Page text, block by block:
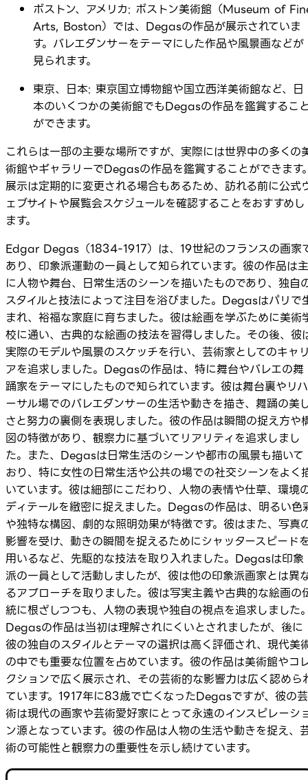
ボストン、アメリカ: ボストン美術館（Museum of
Arts, Boston）では、Degasの作品が展示されていま
す。バレエダンサーをテーマにした作品や風景画などが
見られます。
東京、日本: 東京国立博物館や国立西洋美術館など、日
本のいくつかの美術館でもDegasの作品を鑑賞するこ
ができます。
これらは一部の主要な場所ですが、実際には世界中の多くの
術館やギャラリーでDegasの作品を鑑賞することができます
展示は定期的に変更される場合もあるため、訪れる前に公式
ェブサイトや展覧会スケジュールを確認することをおすすめし
ます。
Edgar Degas（1834-1917）は、19世紀のフランスの画家
あり、印象派運動の一員として知られています。彼の作品は主
に人物や舞台、日常生活のシーンを描いたものであり、独自
スタイルと技法によって注目を浴びました。Degasはパリで
まれ、裕福な家庭に育ちました。彼は絵画を学ぶために美術
校に通い、古典的な絵画の技法を習得しました。その後、彼
実際のモデルや風景のスケッチを行い、芸術家としてのキャ
アを追求しました。Degasの作品は、特に舞台やバレエの舞
踊家をテーマにしたもので知られています。彼は舞台裏やリハ
ーサル場でのバレエダンサーの生活や動きを描き、舞踊の美
さと努力の裏側を表現しました。彼の作品は瞬間の捉え方や
図の特徴があり、観察力に基づいてリアリティを追求しまし
た。また、Degasは日常生活のシーンや都市の風景も描いて
おり、特に女性の日常生活や公共の場での社交シーンをよく
いています。彼は細部にこだわり、人物の表情や仕草、環境
ディテールを緻密に捉えました。Degasの作品は、明るい色
や独特な構図、劇的な照明効果が特徴です。彼はまた、写真
影響を受け、動きの瞬間を捉えるためにシャッタースピード
用いるなど、先駆的な技法を取り入れました。Degasは印象
派の一員として活動しましたが、彼は他の印象派画家とは異
るアプローチを取りました。彼は写実主義や古典的な絵画の
統に根ざしつつも、人物の表現や独自の視点を追求しました
Degasの作品は当初は理解されにくいとされましたが、後に
彼の独自のスタイルとテーマの選択は高く評価され、現代美
の中でも重要な位置を占めています。彼の作品は美術館やコ
クションで広く展示され、その芸術的な影響力は広く認めら
ています。1917年に83歳で亡くなったDegasですが、彼の芸
術は現代の画家や芸術愛好家にとって永遠のインスピレーシ
ン源となっています。彼の作品は人物の生活や動きを捉え、
術の可能性と観察力の重要性を示し続けています。